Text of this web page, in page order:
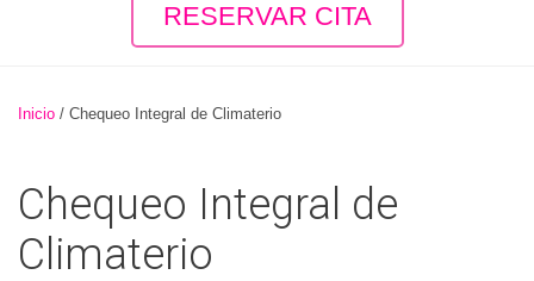
RESERVAR CITA
Inicio / Chequeo Integral de Climaterio
Chequeo Integral de
Climaterio